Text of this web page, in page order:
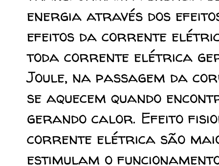
energia através dos
efeitos da corrente
toda corrente elétrica
Joule, na passagem da
se aquecem quando
gerando calor. Efeito
corrente elétrica são
estimulam o